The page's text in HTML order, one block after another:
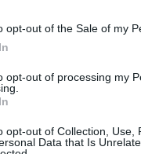
opt-out of the Sale of my
opt-out of processing my
opt-out of Collection, Use,
Data that Is
di volontariato
di contribuire
bellezza e decoro
fanno sapere
ora della propria
per la